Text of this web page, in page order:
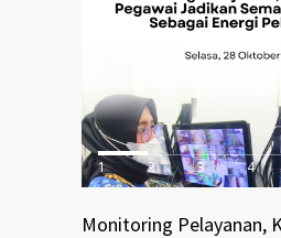
1 2 3 4
Monitoring Pelayanan,